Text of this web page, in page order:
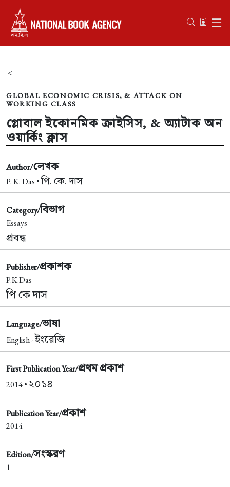
<
GLOBAL ECONOMIC CRISIS, & ATTACK ON
WORKING CLASS
গ্লোবাল ইকোনমিক ক্রাইসিস, & অ্যাটাক অন
ওয়ার্কিং ক্লাস
Author/লেখক
P. K. Das •পি. কে. দাস
Category/বিভাগ
Essays
প্রবন্ধ
Publisher/প্রকাশক
P.K.Das
পি কে দাস
Language/ভাষা
English -ইংরেজি
First Publication Year/প্রথম প্রকাশ
2014 • ২০১৪
Publication Year/প্রকাশ
2014
Edition/সংস্করণ
1